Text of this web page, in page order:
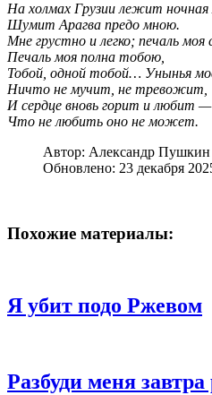
На холмах Грузии лежит ночная
Шумит Арагва предо мною.
Мне грустно и легко; печаль моя
Печаль моя полна тобою,
Тобой, одной тобой… Унынья
Ничто не мучит, не тревожит,
И сердце вновь горит и любит
Что не любить оно не может.
Автор: Александр Пушкин
Обновлено: 23 декабря
Похожие материалы:
Я убит подо Ржевом
Разбуди меня завтра